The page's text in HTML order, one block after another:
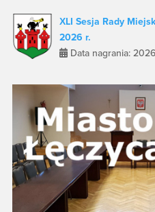
XLI Sesja Rady
2026 r.
Data nagrania: